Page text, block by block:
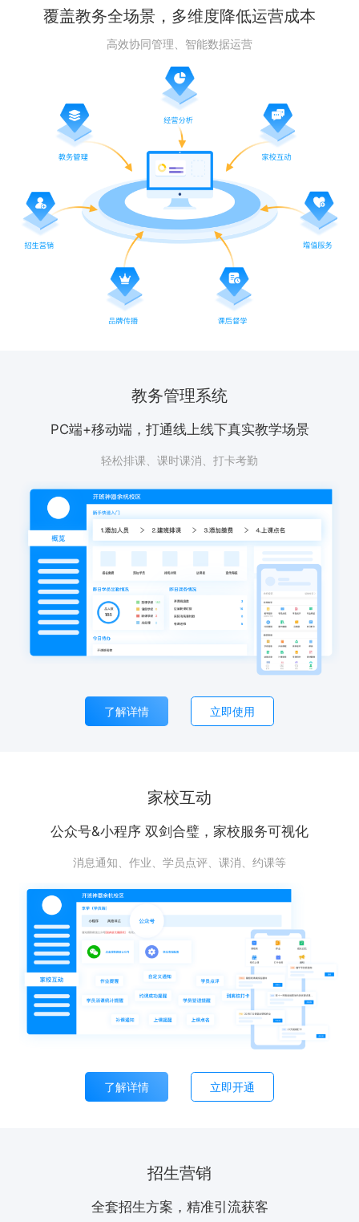
覆盖教务全场景，多维度降低运营成本
高效协同管理、智能数据运营
教务管理系统
PC端+移动端，打通线上线下真实教学场景
轻松排课、课时课消、打卡考勤
了解详情 立即使用
家校互动
公众号&小程序 双剑合璧，家校服务可视化
消息通知、作业、学员点评、课消、约课等
了解详情 立即开通
招生营销
全套招生方案，精准引流获客